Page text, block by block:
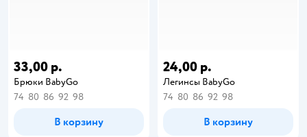
33,00 р.
Брюки BabyGo
74 80 86 92 98
В корзину
24,00 р.
Легинсы BabyGo
74 80 86 92 98
В корзину